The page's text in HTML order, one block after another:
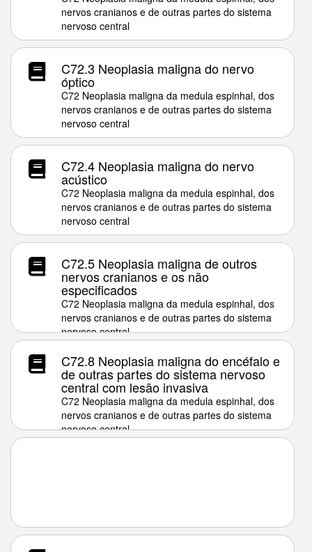
nervos cranianos e de outras partes do sistema
nervoso central
C72.3 Neoplasia maligna do nervo
óptico
C72 Neoplasia maligna da medula espinhal, dos
nervos cranianos e de outras partes do sistema
nervoso central
C72.4 Neoplasia maligna do nervo
acústico
C72 Neoplasia maligna da medula espinhal, dos
nervos cranianos e de outras partes do sistema
nervoso central
C72.5 Neoplasia maligna de outros
nervos cranianos e os não
especificados
C72 Neoplasia maligna da medula espinhal, dos
nervos cranianos e de outras partes do sistema
nervoso central
C72.8 Neoplasia maligna do encéfalo e
de outras partes do sistema nervoso
central com lesão invasiva
C72 Neoplasia maligna da medula espinhal, dos
nervos cranianos e de outras partes do sistema
nervoso central